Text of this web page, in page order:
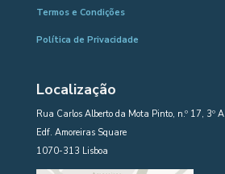
Termos e Condições
Política de Privacidade
Localização
Rua Carlos Alberto da Mota Pinto, n.º 17, 3º A
Edf. Amoreiras Square
1070-313 Lisboa